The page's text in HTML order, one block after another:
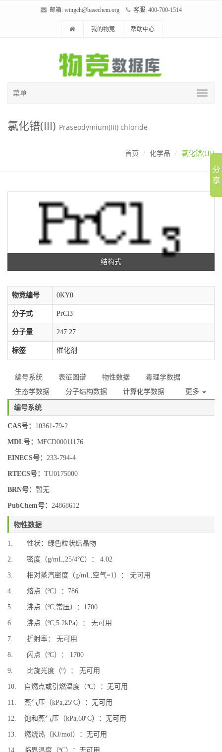
邮箱: wingch@basechem.org 客服: 400-700-1514
我的物竞 帮助中心
菜单
氯化镨(III) Praseodymium(III) chloride
首页 化学品 氯化镨(III)
结构式
物竞编号 0KY0
分子式 PrCl3
分子量 247.27
标签 催化剂
编号系统 表征图谱 物性数据
毒理学数据
生态学数据
分子结构数据 计算化学数据 更多
编号系统
CAS号： 10361-79-2
MDL号： MFCD00011176
EINECS号： 233-794-4
RTECS号： TU0175000
BRN号： 暂无
PubChem号： 24868612
物性数据
1. 性状：绿色粒状结晶物
2. 密度（g/mL,25/4℃）： 4.02
3. 相对蒸汽密度（g/mL,空气=1）： 无可用
4. 熔点（ºC）：786
5. 沸点（ºC,常压）：1700
6. 沸点（ºC,5.2kPa）： 无可用
7. 折射率： 无可用
8. 闪点（ºC）： 1700
9. 比旋光度（º）： 无可用
10. 自燃点或引燃温度（ºC）：无可用
11. 蒸气压（kPa,25ºC）：无可用
12. 饱和蒸气压（kPa,60ºC）：无可用
13. 燃烧热（KJ/mol）：无可用
14. 临界温度（ºC）：无可用